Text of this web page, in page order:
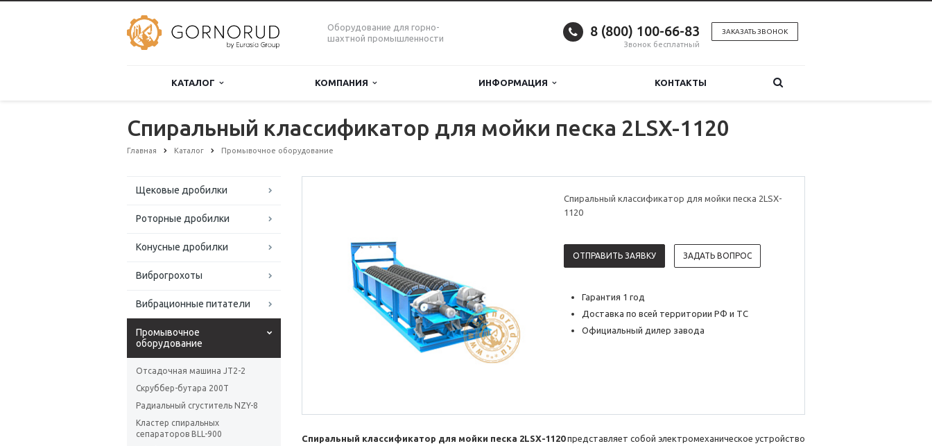
Оборудование для горно-
шахтной промышленности
ЗАКАЗАТЬ ЗВОНОК
8 (800) 100-66-83
Звонок бесплатный
КАТАЛОГ КОМПАНИЯ ИНФОРМАЦИЯ КОНТАКТЫ
Спиральный классификатор для мойки песка 2LSX-1120
Главная Каталог Промывочное оборудование
Щековые дробилки
Роторные дробилки
Конусные дробилки
Виброгрохоты
Вибрационные питатели
Промывочное
оборудование
Отсадочная машина JT2-2
Скруббер-бутара 200T
Радиальный сгуститель NZY-8
Кластер спиральных
сепараторов BLL-900
Спиральный классификатор для мойки песка 2LSX-
1120
ОТПРАВИТЬ ЗАЯВКУ ЗАДАТЬ ВОПРОС
Гарантия 1 год
Доставка по всей территории РФ и ТС
Официальный дилер завода
Спиральный классификатор для мойки песка 2LSX-1120представляет собой электромеханическое устройство